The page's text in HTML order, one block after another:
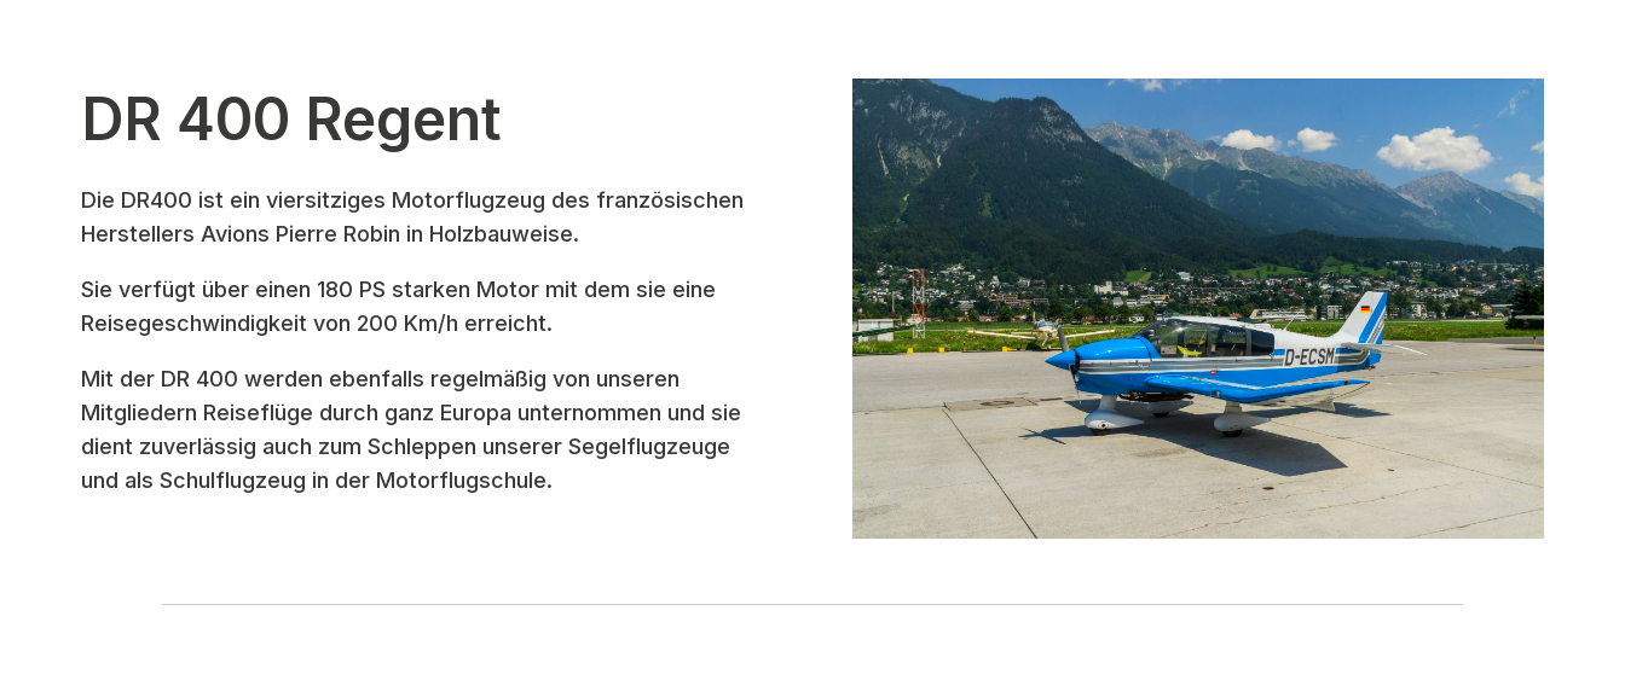
DR 400 Regent
Die DR400 ist ein viersitziges Motorflugzeug des französischen
Herstellers Avions Pierre Robin in Holzbauweise.
Sie verfügt über einen 180 PS starken Motor mit dem sie eine
Reisegeschwindigkeit von 200 Km/h erreicht.
Mit der DR 400 werden ebenfalls regelmäßig von unseren
Mitgliedern Reiseflüge durch ganz Europa unternommen und sie
dient zuverlässig auch zum Schleppen unserer Segelflugzeuge
und als Schulflugzeug in der Motorflugschule.